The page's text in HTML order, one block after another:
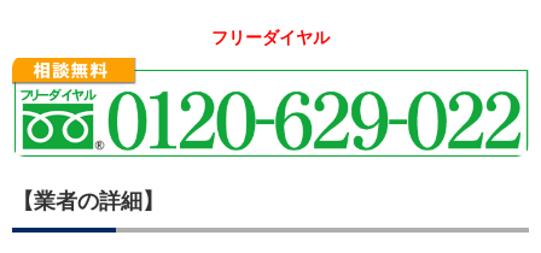
フリーダイヤル
【業者の詳細】